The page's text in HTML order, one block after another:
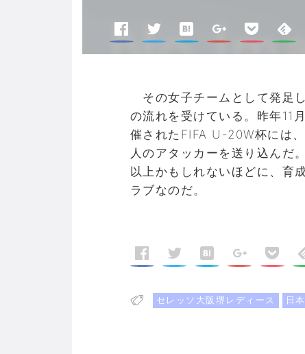
その女子チームとして発足
の流れを受けている。昨年11
催されたFIFA U-20W杯には
人のアタッカーを送り込んだ
以上かもしれないほどに、育
ラブなのだ。
セレッソ大阪堺レディース 日